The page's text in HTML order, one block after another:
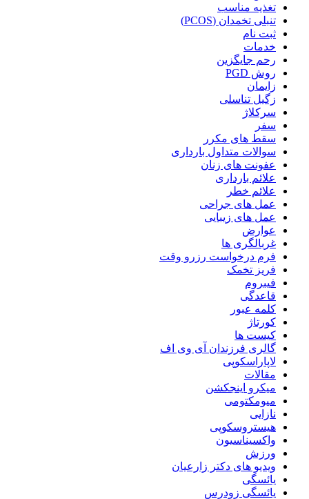
تغذیه مناسب
تنبلی تخمدان (PCOS)
ثبت نام
خدمات
رحم جایگزین
روش PGD
زایمان
زگیل تناسلی
سرکلاژ
سفر
سقط های مکرر
سوالات متداول بارداری
عفونت های زنان
علائم بارداری
علائم خطر
عمل های جراحی
عمل های زیبایی
عوارض
غربالگری ها
فرم درخواست رزرو وقت
فریز تخمک
فیبروم
قاعدگی
کلمه عبور
کورتاژ
کیست ها
گالری فرزندان آی وی اف
لاپاراسکوپی
مقالات
میکرو اینجکشن
میومکتومی
نازایی
هیستروسکوپی
واکسیناسیون
ورزش
ویدیو های دکتر زارعیان
یائسگی
یائسگی زودرس